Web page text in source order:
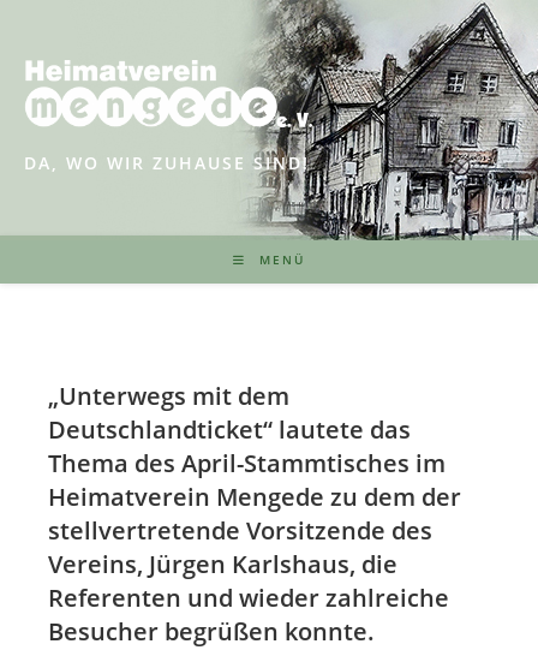
springen
DA, WO WIR ZUHAUSE SIND!
MENÜ
„Unterwegs mit dem
Deutschlandticket“ lautete das
Thema des April-Stammtisches im
Heimatverein Mengede zu dem der
stellvertretende Vorsitzende des
Vereins, Jürgen Karlshaus, die
Referenten und wieder zahlreiche
Besucher begrüßen konnte.